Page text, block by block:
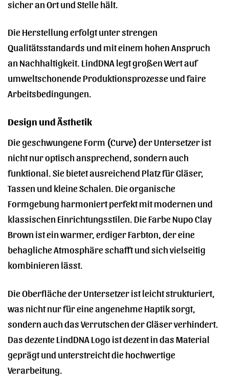
sicher an Ort und Stelle hält.
Die Herstellung erfolgt unter strengen
Qualitätsstandards und mit einem hohen Anspruch
an Nachhaltigkeit. LindDNA legt großen Wert auf
umweltschonende Produktionsprozesse und faire
Arbeitsbedingungen.
Design und Ästhetik
Die geschwungene Form (Curve) der Untersetzer ist
nicht nur optisch ansprechend, sondern auch
funktional. Sie bietet ausreichend Platz für Gläser,
Tassen und kleine Schalen. Die organische
Formgebung harmoniert perfekt mit modernen und
klassischen Einrichtungsstilen. Die Farbe Nupo Clay
Brown ist ein warmer, erdiger Farbton, der eine
behagliche Atmosphäre schafft und sich vielseitig
kombinieren lässt.
Die Oberfläche der Untersetzer ist leicht strukturiert,
was nicht nur für eine angenehme Haptik sorgt,
sondern auch das Verrutschen der Gläser verhindert.
Das dezente LindDNA Logo ist dezent in das Material
geprägt und unterstreicht die hochwertige
Verarbeitung.